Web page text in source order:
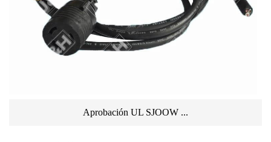
Aprobación UL SJOOW ...